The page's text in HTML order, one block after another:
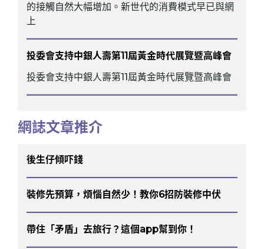
的接觸自然大幅增加。新世代的消費模式早已與網
上
投委會支持中銀人壽第11屆黃金時代展覽暨高峰會
投委會支持中銀人壽第11屆黃金時代展覽暨高峰會
網誌文章推介
後生仔傾吓錢
裝修先預算，煩惱自然少！教你6招防裝修中伏
帶住「矛盾」去旅行？這個app幫到你！